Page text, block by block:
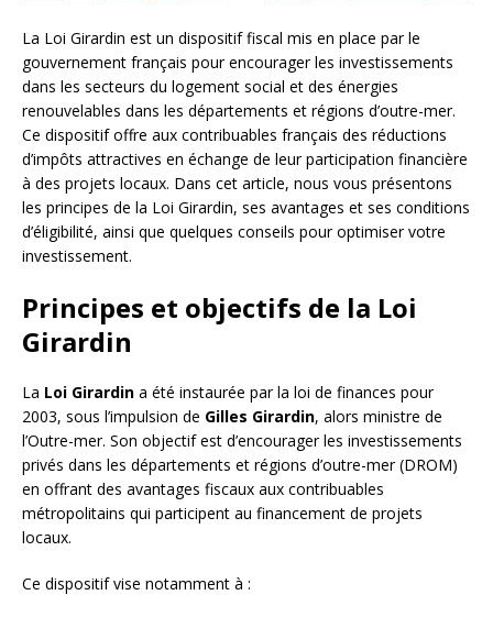
La Loi Girardin est un dispositif fiscal mis en place par le
gouvernement français pour encourager les investissements
dans les secteurs du logement social et des énergies
renouvelables dans les départements et régions d’outre-mer.
Ce dispositif offre aux contribuables français des réductions
d’impôts attractives en échange de leur participation financière
à des projets locaux. Dans cet article, nous vous présentons
les principes de la Loi Girardin, ses avantages et ses conditions
d’éligibilité, ainsi que quelques conseils pour optimiser votre
investissement.
Principes et objectifs de la Loi
Girardin
La Loi Girardin a été instaurée par la loi de finances pour
2003, sous l’impulsion de Gilles Girardin, alors ministre de
l’Outre-mer. Son objectif est d’encourager les investissements
privés dans les départements et régions d’outre-mer (DROM)
en offrant des avantages fiscaux aux contribuables
métropolitains qui participent au financement de projets
locaux.
Ce dispositif vise notamment à :